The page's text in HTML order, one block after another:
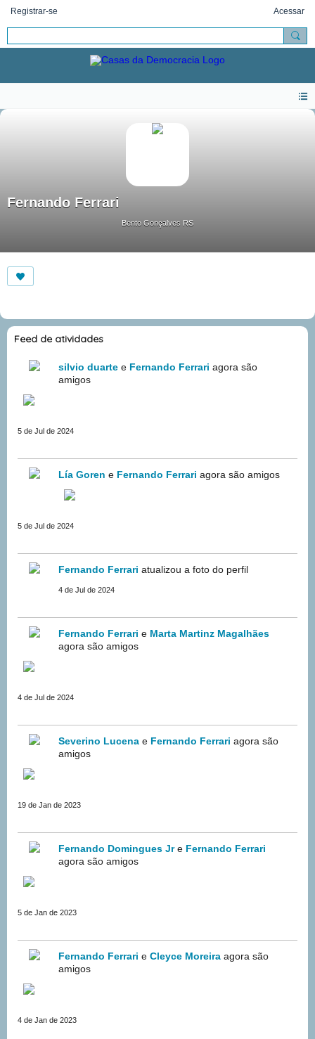
Registrar-se Acessar
Fernando Ferrari
Bento Gonçalves RS
Feed de atividades
silvio duarte e Fernando Ferrari agora são
amigos
5 de Jul de 2024
Lía Goren e Fernando Ferrari agora são amigos
5 de Jul de 2024
Fernando Ferrari atualizou a foto do perfil
4 de Jul de 2024
Fernando Ferrari e Marta Martinz Magalhães
agora são amigos
4 de Jul de 2024
Severino Lucena e Fernando Ferrari agora são
amigos
19 de Jan de 2023
Fernando Domingues Jre Fernando Ferrari
agora são amigos
5 de Jan de 2023
Fernando Ferrari e Cleyce Moreira agora são
amigos
4 de Jan de 2023